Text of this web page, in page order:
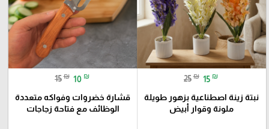
25 ₪ 15 ₪
نبتة زينة اصطناعية بزهور طويلة
ملونة وقوار أبيض
15 ₪ 10 ₪
قشارة خضروات وفواكه متعددة
الوظائف مع فتاحة زجاجات